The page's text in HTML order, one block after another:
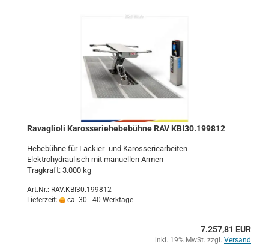
Ra­vaglio­li Ka­ros­se­rie­he­be­büh­ne RAV KBI30.199812
He­be­büh­ne für Lackier-​ und Ka­ros­se­rie­ar­bei­ten
Elek­tro­hy­drau­lisch mit ma­nu­el­len Armen
Trag­kraft: 3.000 kg
Art.Nr.: RAV.KBI30.199812
Lieferzeit:
ca. 30 - 40 Werktage
7.257,81 EUR
inkl. 19% MwSt. zzgl. Versand